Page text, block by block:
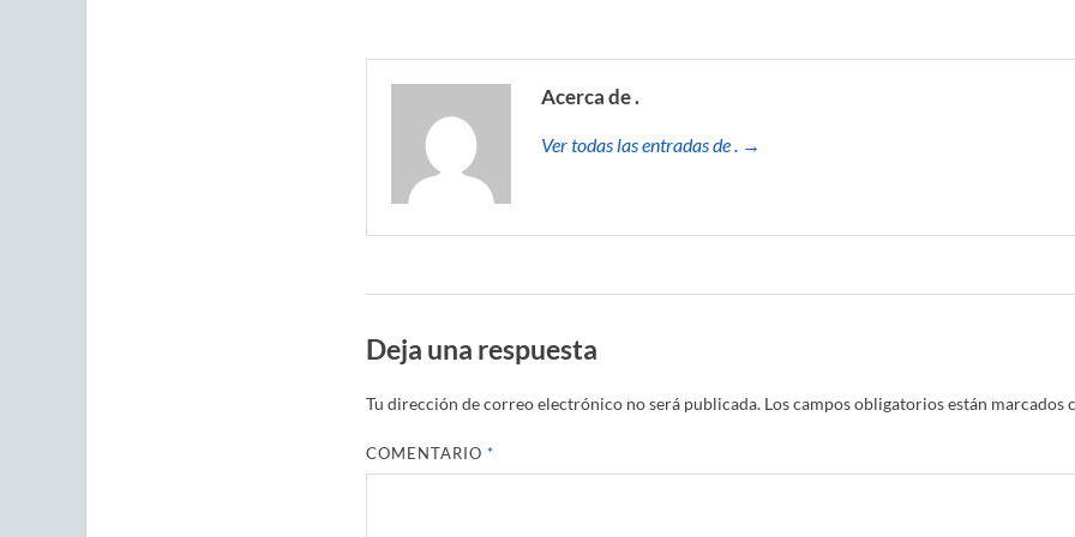
Acerca de .
Ver todas las entradas de . →
Deja una respuesta
Tu dirección de correo electrónico no será publicada. Los campos obligatorios están marcados
COMENTARIO *